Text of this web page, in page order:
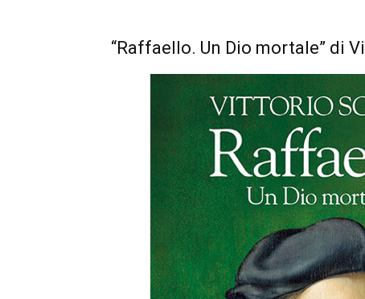
“Raffaello. Un Dio mortale” di